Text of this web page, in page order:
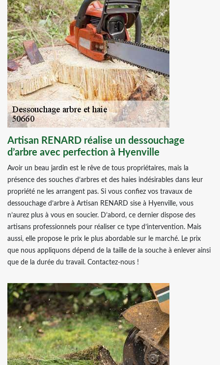
Artisan RENARD réalise un dessouchage
d’arbre avec perfection à Hyenville
Avoir un beau jardin est le rêve de tous propriétaires, mais la
présence des souches d’arbres et des haies indésirables dans leur
propriété ne les arrangent pas. Si vous confiez vos travaux de
dessouchage d’arbre à Artisan RENARD sise à Hyenville, vous
n’aurez plus à vous en soucier. D’abord, ce dernier dispose des
artisans professionnels pour réaliser ce type d’intervention. Mais
aussi, elle propose le prix le plus abordable sur le marché. Le prix
que nous appliquons dépend de la taille de la souche à enlever ainsi
que de la durée du travail. Contactez-nous !